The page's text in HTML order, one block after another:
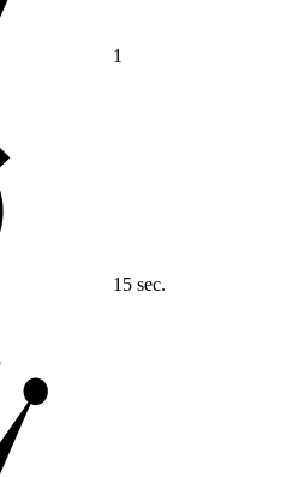
1
15 sec.